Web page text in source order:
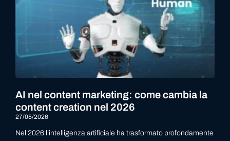
AI nel content marketing: come cambia la
content creation nel 2026
27/05/2026
Nel 2026 l’intelligenza artificiale ha trasformato profondamente